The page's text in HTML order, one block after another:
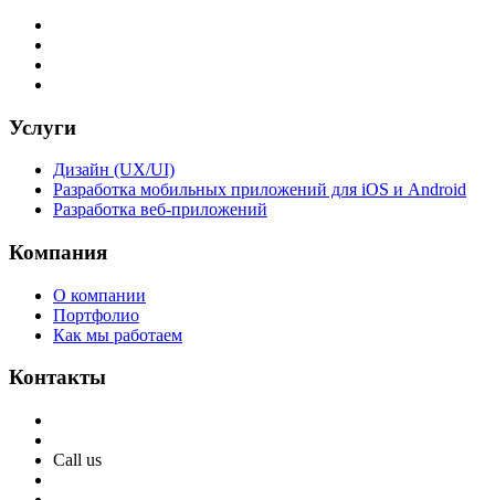
Услуги
Дизайн (UX/UI)
Разработка мобильных приложений для iOS и Android
Разработка веб-приложений
Компания
О компании
Портфолио
Как мы работаем
Контакты
Call us